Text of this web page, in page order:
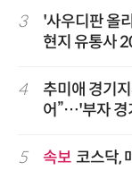
3
'사우디판 올
현지 유통사
4
추미애 경기
어”…'부자 경
5 속보 코스닥,